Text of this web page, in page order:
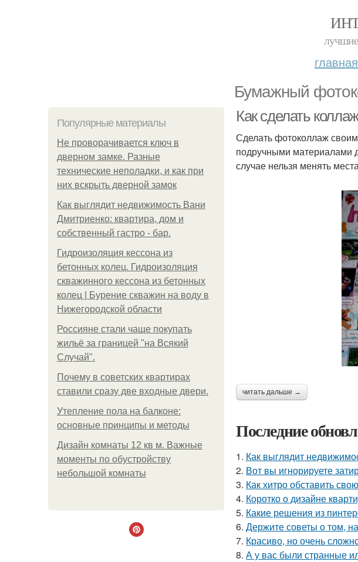
главная
Бумажный
Популярные материалы
Не проворачивается ключ в
дверном замке. Разные
технические неполадки, и как при
них вскрыть дверной замок
Как выглядит недвижимость Вани
Дмитриенко: квартира, дом и
собственный гастро - бар.
Гидроизоляция кессона из
бетонных колец. Гидроизоляция
скважинного кессона из бетонных
колец | Бурение скважин на воду в
Нижегородской области
Россияне стали чаще покупать
жильё за границей "на Всякий
Случай".
Почему в советских квартирах
ставили сразу две входные двери.
Утепление пола на балконе:
основные принципы и методы
Дизайн комнаты 12 кв м. Важные
моменты по обустройству
небольшой комнаты
Как сделать
Сделать фотоколлаж
подручными материалами
случае нельзя менять
читать дальше →
Последние
1. Как выглядит
2. Вот вы игнорируете
3. Как хитро обставить
4. Коротко о дизайне
5. Какие решения из
6. Держите советы о том,
7. Красиво, но очень
8. А у вас были странные